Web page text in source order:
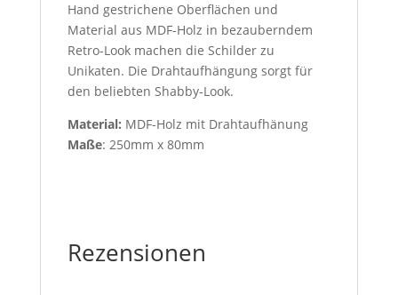
Hand gestrichene Oberflächen und
Material aus MDF-Holz in bezauberndem
Retro-Look machen die Schilder zu
Unikaten. Die Drahtaufhängung sorgt für
den beliebten Shabby-Look.
Material: MDF-Holz mit Drahtaufhänung
Maße: 250mm x 80mm
Rezensionen